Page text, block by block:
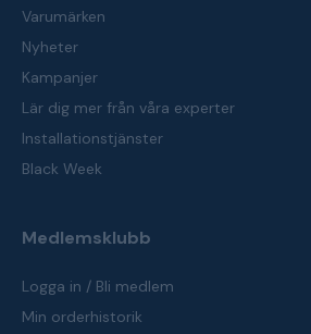
Varumärken
Nyheter
Kampanjer
Lär dig mer från våra experter
Installationstjänster
Black Week
Medlemsklubb
Logga in / Bli medlem
Min orderhistorik